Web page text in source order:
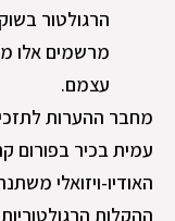
הרגולטור
מרשמים אלו
עצמם.
מחבר ההערות
עמית בכיר בפורום
האודיו-ויזואלי
ההקלות